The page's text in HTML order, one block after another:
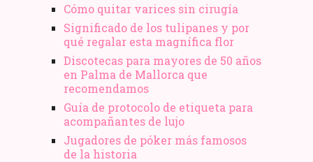
Cómo quitar varices sin cirugía
Significado de los tulipanes y por
qué regalar esta magnífica flor
Discotecas para mayores de 50 años
en Palma de Mallorca que
recomendamos
Guía de protocolo de etiqueta para
acompañantes de lujo
Jugadores de póker más famosos
de la historia